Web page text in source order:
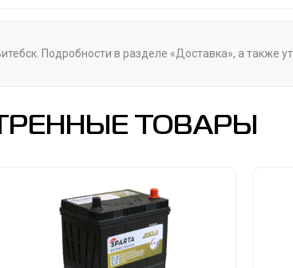
Подробности в разделе «Доставка», а также
ТОВАРЫ